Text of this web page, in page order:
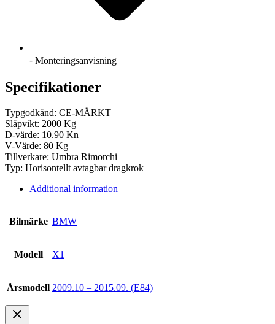
⁃ Monteringsanvisning
Specifikationer
Typgodkänd: CE-MÄRKT
Släpvikt: 2000 Kg
D-värde: 10.90 Kn
V-Värde: 80 Kg
Tillverkare: Umbra Rimorchi
Typ: Horisontellt avtagbar dragkrok
Additional information
Bilmärke BMW
Modell X1
Årsmodell 2009.10 – 2015.09. (E84)